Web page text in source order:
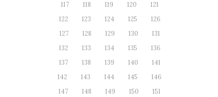
117
118 119 120
121
122
123 124 125
126
127
128 129 130
131
132
133 134 135
136
137
138 139 140
141
142
143 144 145
146
147
148 149 150
151